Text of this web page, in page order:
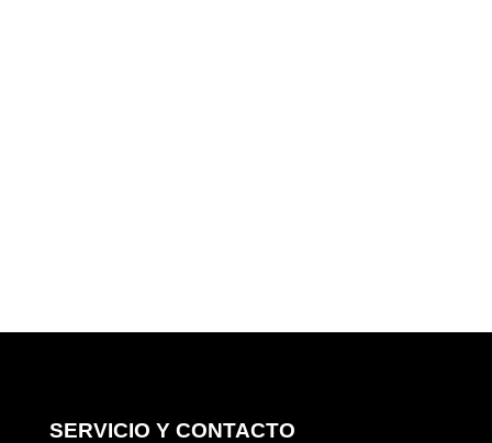
SERVICIO Y CONTACTO